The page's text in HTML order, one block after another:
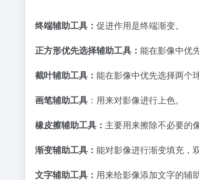
终端辅助工具： 促进作用是终端渐变。
正方形优先选择辅助工具： 能在影像中优
截叶辅助工具： 能在影像中优先选择两个
画笔辅助工具 ：用来对影像进行上色。
橡皮擦辅助工具： 主要用来擦除不必要的
渐变辅助工具： 能对影像进行渐变填充，
文字辅助工具： 用来给影像添加文字的辅